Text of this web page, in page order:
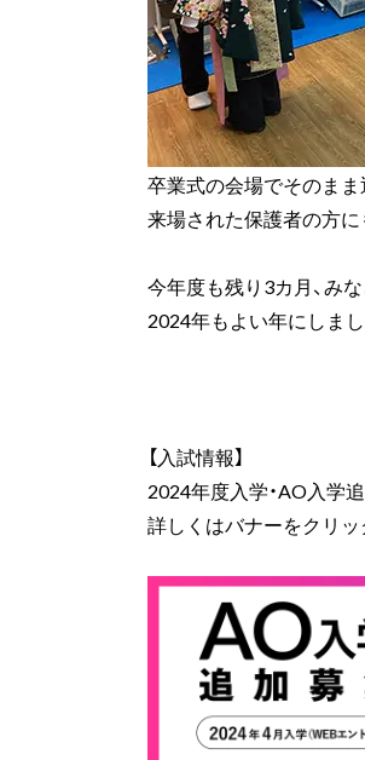
卒業式の会場でそのまま
来場された保護者の方
今年度も残り3カ月、み
2024年もよい年にしまし
【入試情報】
2024年度入学・AO入学
詳しくはバナーをクリッ